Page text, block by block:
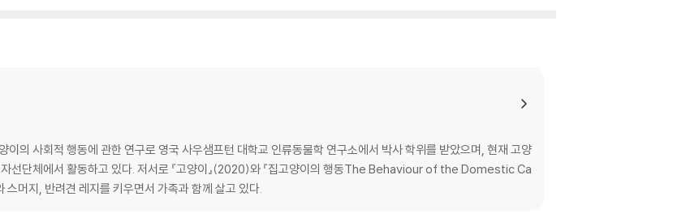
말 거는 법 | 집사를 매료하는 목소리 | 아직 할 말이 남았다옹
부터 꼬리까지, 온몸으로 말해요 | 꼬리가 보내는 의외의 메시지들
이의 사회적 행동에 관한 연구로 영국 사우샘프턴 대학교 인류동물학 연구소에서 박사 학위를 받았으며, 현재 고양
선단체에서 활동하고 있다. 저서로 『고양이』(2020)와 『집고양이의 행동The Behaviour of the Domestic Ca
머지, 반려견 레지를 키우면서 가족과 함께 살고 있다.